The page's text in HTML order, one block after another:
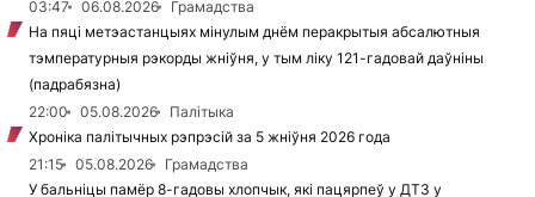
03:47
06.08.2026
Грамадства
На пяці метэастанцыях мінулым днём перакрытыя абсалютныя
тэмпературныя рэкорды жніўня, у тым ліку 121-гадовай даўніны
(падрабязна)
22:00
05.08.2026
Палітыка
Хроніка палітычных рэпрэсій за 5 жніўня 2026 года
21:15
05.08.2026
Грамадства
У бальніцы памёр 8-гадовы хлопчык, які пацярпеў у ДТЗ у